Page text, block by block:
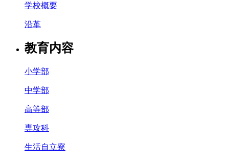
学校概要
沿革
教育内容
小学部
中学部
高等部
専攻科
生活自立寮